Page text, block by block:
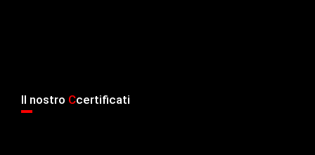
Il nostro Ccertificati